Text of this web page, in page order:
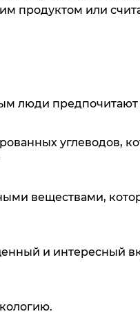
продуктом или
люди предпочитают
углеводов,
веществами,
и интересный